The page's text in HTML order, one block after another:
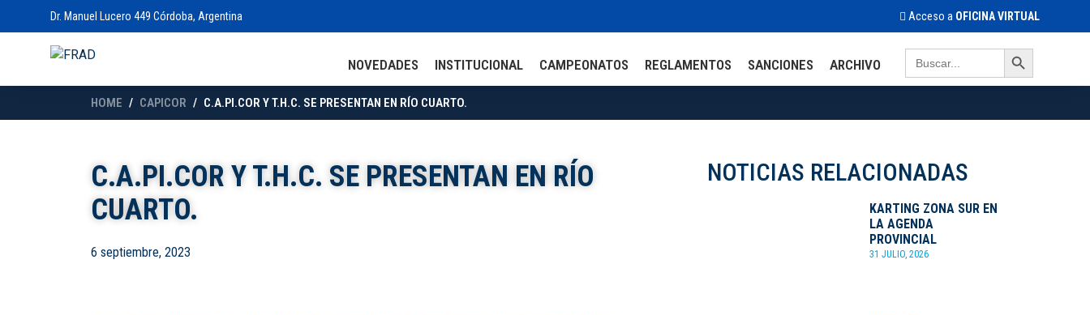
Dr. Manuel Lucero 449 Córdoba, Argentina Acceso a OFICINA VIRTUAL
NOVEDADES INSTITUCIONAL CAMPEONATOS REGLAMENTOS SANCIONES ARCHIVO
Search
for:
Search Button
HOME CAPICOR C.A.PI.COR Y T.H.C. SE PRESENTAN EN RÍO CUARTO.
C.A.PI.COR Y T.H.C. SE PRESENTAN EN RÍO
CUARTO.
6 septiembre, 2023
NOTICIAS RELACIONADAS
KARTING ZONA SUR EN
LA AGENDA
PROVINCIAL
31 JULIO, 2026